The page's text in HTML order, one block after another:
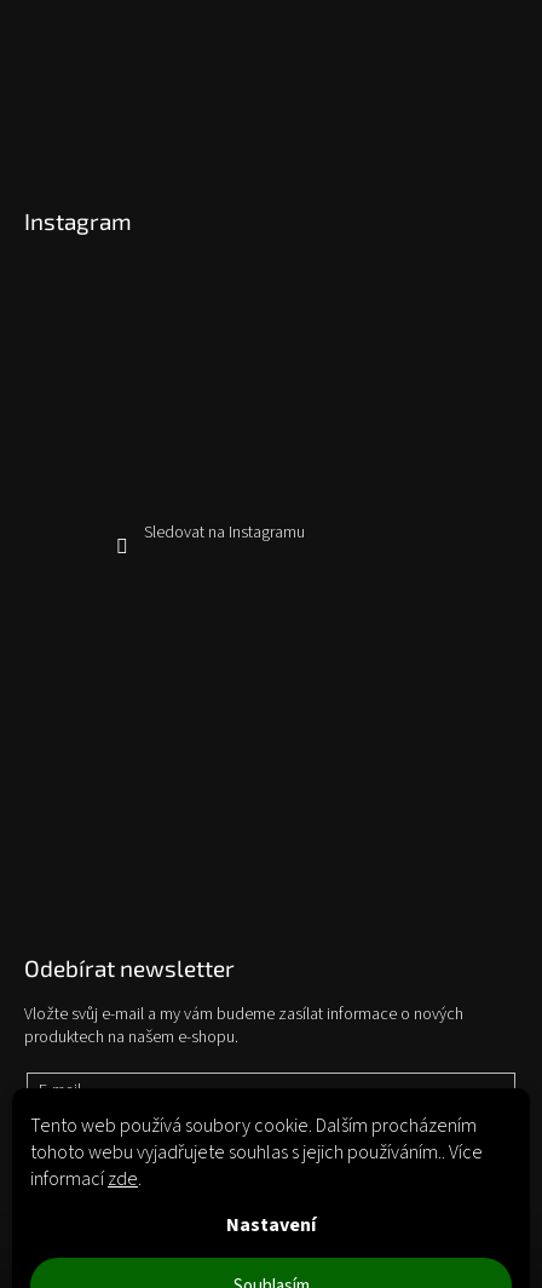
Tento web používá soubory cookie. Dalším procházením
tohoto webu vyjadřujete souhlas s jejich používáním.. Více
informacízde.
Nastavení
Instagram
Sledovat na Instagramu
Odebírat newsletter
Vložte svůj e-mail a my vám budeme zasílat informace o nových
produktech na našem e-shopu.
E-mail
Vložením e-mailu souhlasíte spodmínkami ochrany osobních údajů